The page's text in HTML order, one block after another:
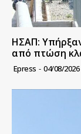
ΗΣΑΠ:
από πτώση
Epress - 04/08/2026